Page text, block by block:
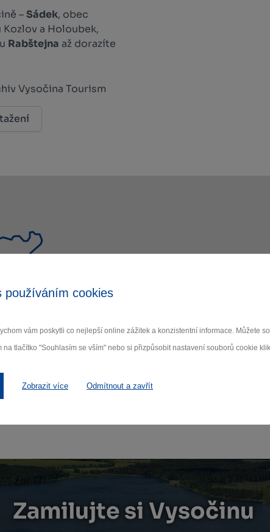
používáním cookies
vám poskytli co nejlepší online zážitek a konzistentní informace. Můžete
tlačítko "Souhlasím se vším" nebo si přizpůsobit nastavení souborů cookie
Zobrazit více Odmítnout a zavřít
–Sádek, obec
a Holoubek,
Rabštejna až dorazíte
Vysočina Tourism
Zamilujte si Vysočinu